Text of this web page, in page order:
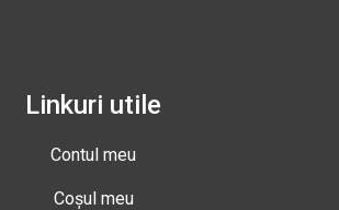
Linkuri utile
Contul meu
Coșul meu